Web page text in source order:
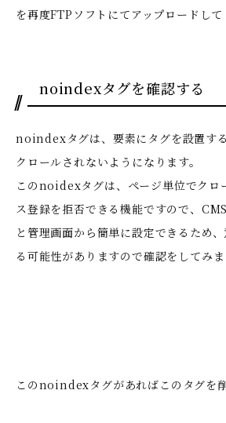
を再度FTPソフトにてアップロードして
noindexタグを確認する
noindexタグは、要素にタグを設置す
クロールされないようになります。
このnoidexタグは、ページ単位でクロ
ス登録を拒否できる機能ですので、
と管理画面から簡単に設定できるため
る可能性がありますので確認をしてみま
このnoindexタグがあればこのタグを削